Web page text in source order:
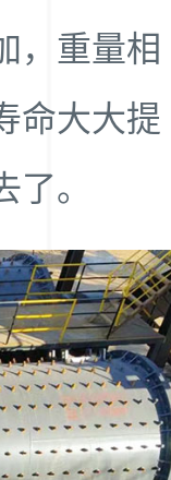
，重量相
命大大提
。